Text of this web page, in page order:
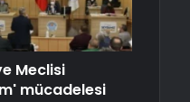
Meclisi
mücadelesi